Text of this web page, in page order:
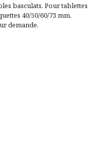
basculats. Pour tablettes
40/50/60/73 mm.
demande.